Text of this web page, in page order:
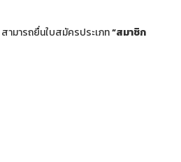
ามารถยื่นใบสมัครประเภท“สมาชิก